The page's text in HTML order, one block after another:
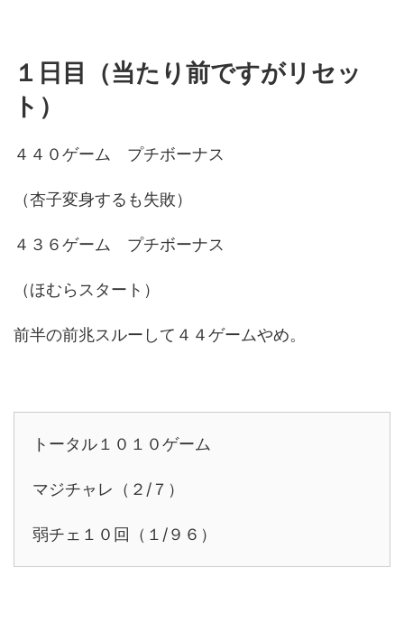
１日目（当たり前ですがリセッ
ト）
４４０ゲーム プチボーナス
（杏子変身するも失敗）
４３６ゲーム プチボーナス
（ほむらスタート）
前半の前兆スルーして４４ゲームやめ。
トータル１０１０ゲーム
マジチャレ（２/７）
弱チェ１０回（１/９６）